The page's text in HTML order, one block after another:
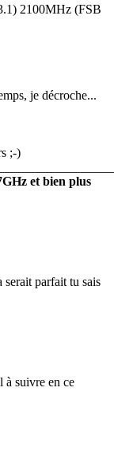
2100MHz (FSB
je décroche...
;-)
et bien plus
parfait tu sais
suivre en ce